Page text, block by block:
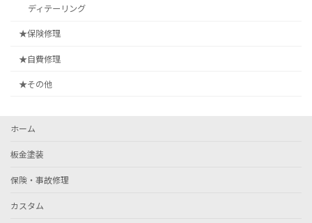
ディテーリング
★保険修理
★自費修理
★その他
ホーム
板金塗装
保険・事故修理
カスタム